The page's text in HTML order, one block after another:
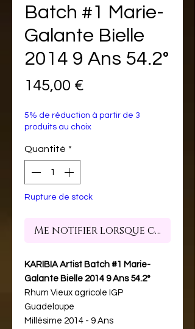
Batch #1 Marie-
Galante Bielle
2014 9 Ans 54.2°
145,00 €
5% de réduction à partir de 3
produits au choix
Quantité *
Rupture de stock
Me notifier lorsque cet
KARIBIA Artist Batch #1 Marie-
Galante Bielle 2014 9 Ans 54.2°
Rhum Vieux agricole IGP
Guadeloupe
Millésime 2014 - 9 Ans